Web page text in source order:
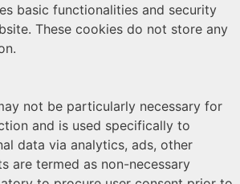
basic functionalities and security
These cookies do not store any
not be particularly necessary for
and is used specifically to
data via analytics, ads, other
are termed as non-necessary